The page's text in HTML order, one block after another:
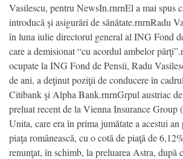
Vasilescu, pentru NewsIn.rnrnEl a mai spus
introducă şi asigurări de sănătate.rnrnRadu
în luna iulie directorul general al ING Fond
care a demisionat “cu acordul ambelor
ocupate la ING Fond de Pensii, Radu
de ani, a deţinut poziţii de conducere în
Citibank şi Alpha Bank.rnrnGrpul austriac
preluat recent de la Vienna Insurance
Unita, care era în prima jumătate a acestui an
piaţa românească, cu o cotă de piaţă de
renunţat, în schimb, la preluarea Astra, după